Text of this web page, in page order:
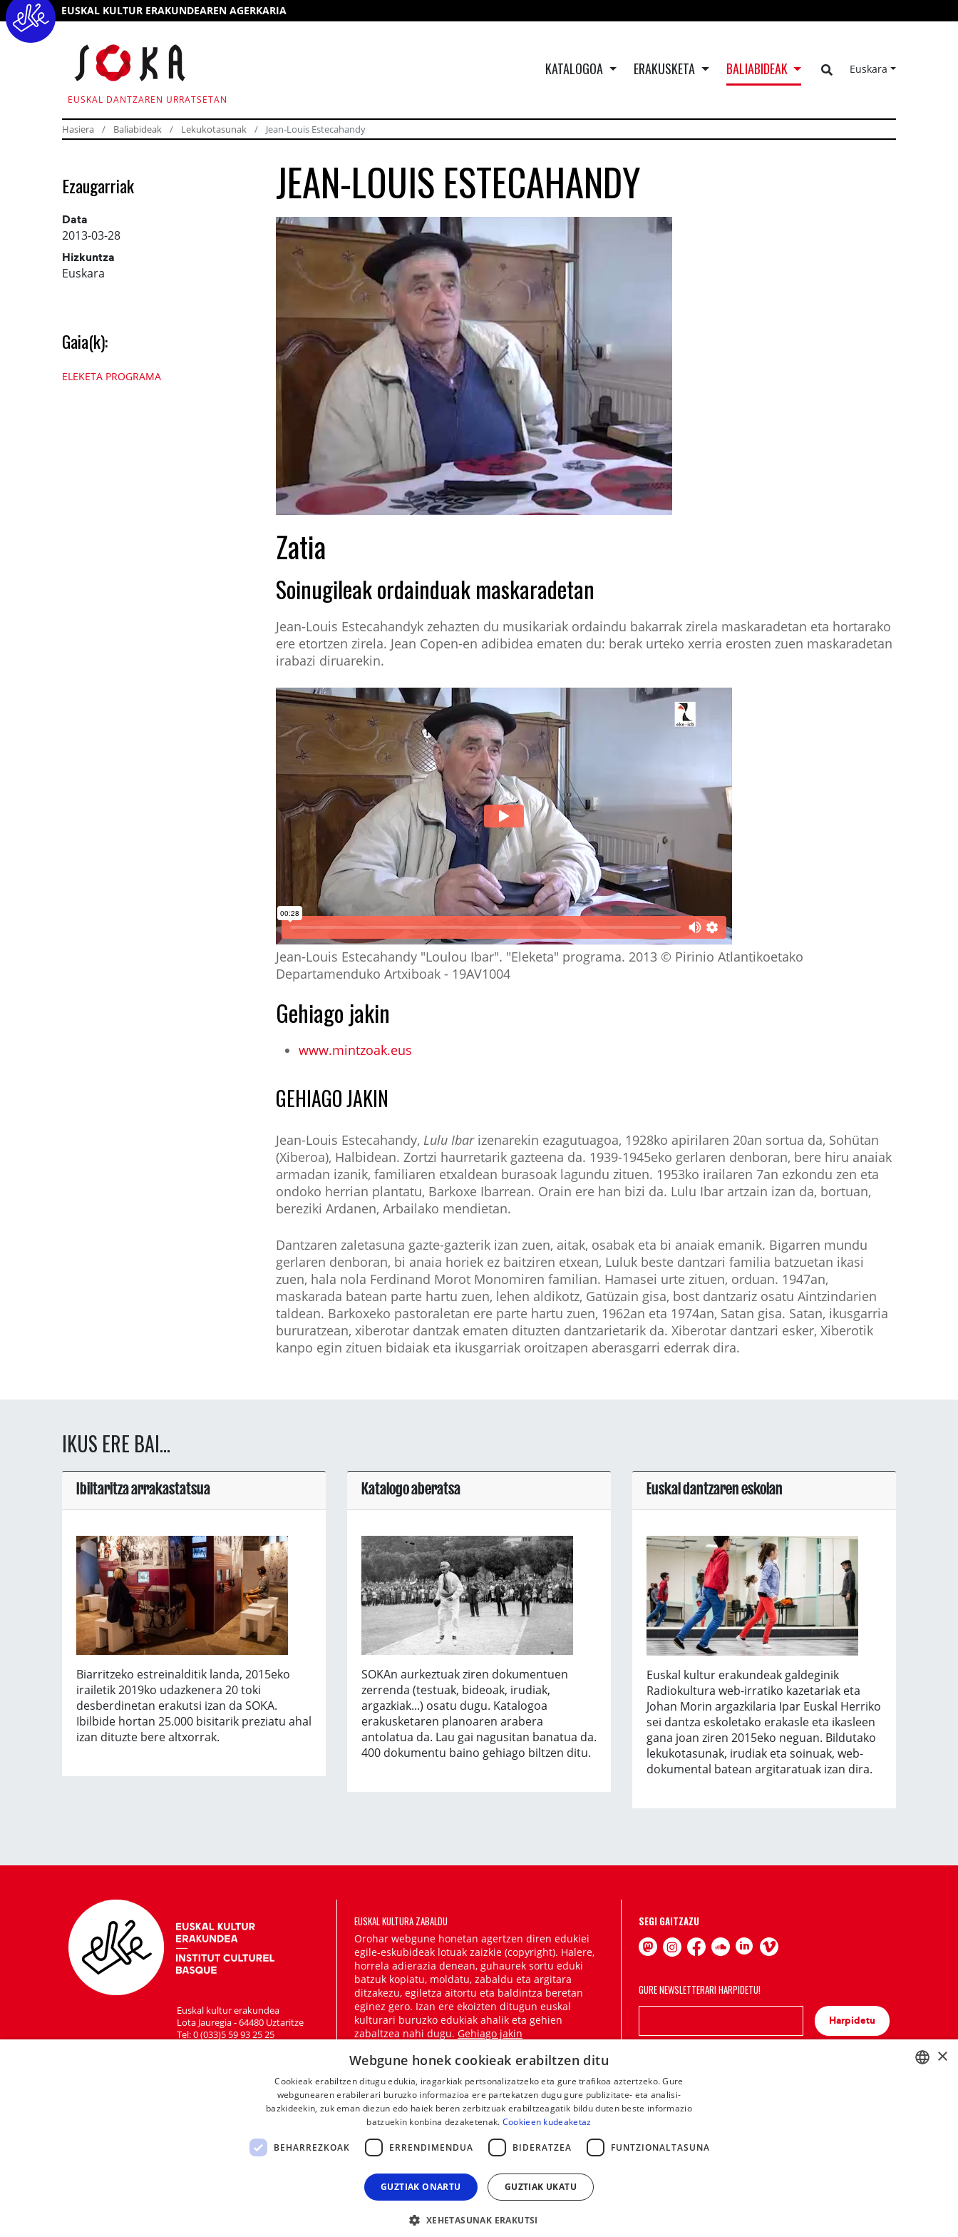
EUSKAL KULTUR ERAKUNDEAREN AGERKARIA
EUSKAL DANTZAREN URRATSETAN
KATALOGOA ERAKUSKETA BALIABIDEAK Euskara
Hasiera Baliabideak Lekukotasunak Jean-Louis Estecahandy
Ezaugarriak
Data
2013-03-28
Hizkuntza
Euskara
Gaia(k):
ELEKETA PROGRAMA
JEAN-LOUIS ESTECAHANDY
Zatia
Soinugileak ordainduak maskaradetan
Jean-Louis Estecahandyk zehazten du musikariak ordaindu bakarrak zirela maskaradetan eta hortarako
ere etortzen zirela. Jean Copen-en adibidea ematen du: berak urteko xerria erosten zuen maskaradetan
irabazi diruarekin.
Jean-Louis Estecahandy "Loulou Ibar". "Eleketa" programa. 2013 © Pirinio Atlantikoetako
Departamenduko Artxiboak - 19AV1004
Gehiago jakin
www.mintzoak.eus
GEHIAGO JAKIN
Jean-Louis Estecahandy, Lulu Ibarizenarekin ezagutuagoa, 1928ko apirilaren 20an sortua da, Sohütan
(Xiberoa), Halbidean. Zortzi haurretarik gazteena da. 1939-1945eko gerlaren denboran, bere hiru anaiak
armadan izanik, familiaren etxaldean burasoak lagundu zituen. 1953ko irailaren 7an ezkondu zen eta
ondoko herrian plantatu, Barkoxe Ibarrean. Orain ere han bizi da. Lulu Ibar artzain izan da, bortuan,
bereziki Ardanen, Arbailako mendietan.
Dantzaren zaletasuna gazte-gazterik izan zuen, aitak, osabak eta bi anaiak emanik. Bigarren mundu
gerlaren denboran, bi anaia horiek ez baitziren etxean, Luluk beste dantzari familia batzuetan ikasi
zuen, hala nola Ferdinand Morot Monomiren familian. Hamasei urte zituen, orduan. 1947an,
maskarada batean parte hartu zuen, lehen aldikotz, Gatüzain gisa, bost dantzariz osatu Aintzindarien
taldean. Barkoxeko pastoraletan ere parte hartu zuen, 1962an eta 1974an, Satan gisa. Satan, ikusgarria
bururatzean, xiberotar dantzak ematen dituzten dantzarietarik da. Xiberotar dantzari esker, Xiberotik
kanpo egin zituen bidaiak eta ikusgarriak oroitzapen aberasgarri ederrak dira.
IKUS ERE BAI...
Ibiltaritza arrakastatsua
Biarritzeko estreinalditik landa, 2015eko
irailetik 2019ko udazkenera 20 toki
desberdinetan erakutsi izan da SOKA.
Ibilbide hortan 25.000 bisitarik preziatu ahal
izan dituzte bere altxorrak.
Katalogo aberatsa
SOKAn aurkeztuak ziren dokumentuen
zerrenda (testuak, bideoak, irudiak,
argazkiak...) osatu dugu. Katalogoa
erakusketaren planoaren arabera
antolatua da. Lau gai nagusitan banatua da.
400 dokumentu baino gehiago biltzen ditu.
Euskal dantzaren eskolan
Euskal kultur erakundeak galdeginik
Radiokultura web-irratiko kazetariak eta
Johan Morin argazkilaria Ipar Euskal Herriko
sei dantza eskoletako erakasle eta ikasleen
gana joan ziren 2015eko neguan. Bildutako
lekukotasunak, irudiak eta soinuak, web-
dokumental batean argitaratuak izan dira.
Euskal kultur erakundea
Lota Jauregia - 64480 Uztaritze
Tel: 0 (033)5 59 93 25 25
EUSKAL KULTURA ZABALDU
Orohar webgune honetan agertzen diren edukiei
egile-eskubideak lotuak zaizkie (copyright). Halere,
horrela adierazia denean, guhaurek sortu eduki
batzuk kopiatu, moldatu, zabaldu eta argitara
ditzakezu, egiletza aitortu eta baldintza beretan
eginez gero. Izan ere ekoizten ditugun euskal
kulturari buruzko edukiak ahalik eta gehien
zabaltzea nahi dugu. Gehiago jakin
SEGI GAITZAZU
GURE NEWSLETTERARI HARPIDETU!
Harpidetu
LEGE OHARRA KONTAKTUA
×
Webgune honek cookieak erabiltzen ditu
Cookieak erabiltzen ditugu edukia, iragarkiak pertsonalizatzeko eta gure trafikoa aztertzeko. Gure
webgunearen erabilerari buruzko informazioa ere partekatzen dugu gure publizitate- eta analisi-
bazkideekin, zuk eman diezun edo haiek beren zerbitzuak erabiltzeagatik bildu duten beste informazio
batzuekin konbina dezaketenak. Cookieen kudeaketaz
BEHARREZKOAK ERRENDIMENDUA BIDERATZEA FUNTZIONALTASUNA
GUZTIAK ONARTU GUZTIAK UKATU
XEHETASUNAK ERAKUTSI